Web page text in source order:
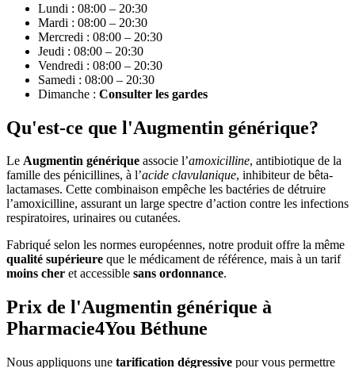
Lundi : 08:00 – 20:30
Mardi : 08:00 – 20:30
Mercredi : 08:00 – 20:30
Jeudi : 08:00 – 20:30
Vendredi : 08:00 – 20:30
Samedi : 08:00 – 20:30
Dimanche : Consulter les gardes
Qu'est-ce que l'Augmentin générique?
Le Augmentin générique associe l’amoxicilline, antibiotique de la
famille des pénicillines, à l’acide clavulanique, inhibiteur de bêta-
lactamases. Cette combinaison empêche les bactéries de détruire
l’amoxicilline, assurant un large spectre d’action contre les infections
respiratoires, urinaires ou cutanées.
Fabriqué selon les normes européennes, notre produit offre la même
qualité supérieure que le médicament de référence, mais à un tarif
moins cher et accessible sans ordonnance.
Prix de l'Augmentin générique à
Pharmacie4You Béthune
Nous appliquons une tarification dégressive pour vous permettre